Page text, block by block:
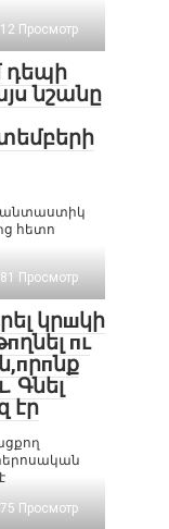
Просмотр
դեպի
նշանը
հետո
Просмотр
կրшկի
пւ
Գնել
էր
Просмотр